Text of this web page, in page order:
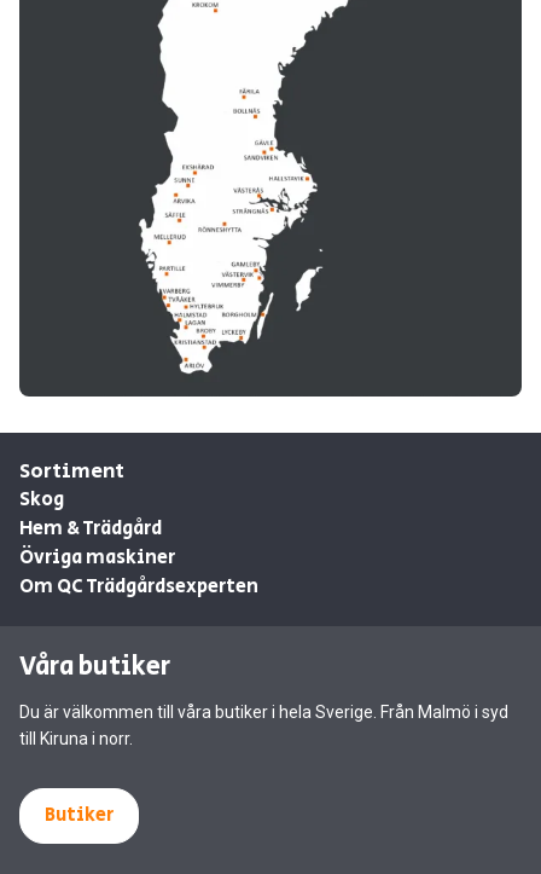
Sortiment
Skog
Hem & Trädgård
Övriga maskiner
Om QC Trädgårdsexperten
Våra butiker
Du är välkommen till våra butiker i hela Sverige. Från Malmö i syd
till Kiruna i norr.
Butiker